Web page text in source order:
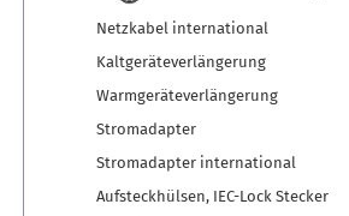
Netzkabel international
Kaltgeräteverlängerung
Warmgeräteverlängerung
Stromadapter
Stromadapter international
Aufsteckhülsen, IEC-Lock Stecker